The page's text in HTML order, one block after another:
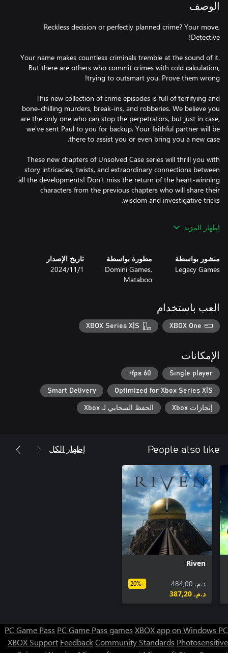
الوصف
Reckless decision or perfectly planned crime? Your move,
Your name makes countless criminals tremble at the sound of it.
But there are others who commit crimes with cold calculation,
This new collection of crime episodes is full of terrifying and
bone-chilling murders, break-ins, and robberies. We believe you
are the only one who can stop the perpetrators, but just in case,
we've sent Paul to you for backup. Your faithful partner will be
These new chapters of Unsolved Case series will thrill you with
story intricacies, twists, and extraordinary connections between
all the developments! Don’t miss the return of the heart-winning
characters from the previous chapters who will share their
both perpetrator and victim. Danger and treachery lay around
• Behind-the-scenes collection of beautiful concept art
إظهار المزيد
منشور بواسطة
Legacy Games
مطورة بواسطة
Domini Games,
Mataboo
تاريخ الإصدار
1‏/11‏/2024
العب باستخدام
XBOX One
XBOX Series X|S
الإمكانات
Single player
60 fps+
Optimized for Xbox Series X|S
Smart Delivery
إنجازات Xbox الحفظ السحابي لـ Xbox
People also like إظهار الكل
Riven
د.م.‏ 484,00
د.م.‏ 387,20
-20%
PC Game Pass PC Game Pass games XBOX app on Windows PC
XBOX Support FeedbackCommunity Standards Photosensitive